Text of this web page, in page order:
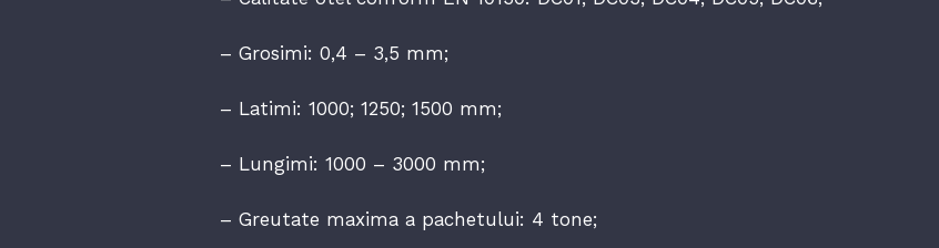
– Grosimi: 0,4 – 3,5 mm;
– Latimi: 1000; 1250; 1500 mm;
– Lungimi: 1000 – 3000 mm;
– Greutate maxima a pachetului: 4 tone;